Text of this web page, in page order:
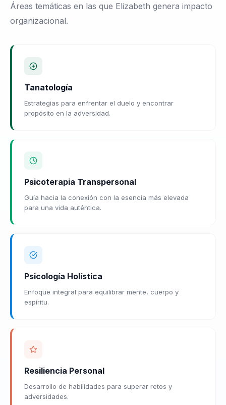
Áreas temáticas en las que Elizabeth genera impacto
organizacional.
Tanatología
Estrategias para enfrentar el duelo y encontrar
propósito en la adversidad.
Psicoterapia Transpersonal
Guía hacia la conexión con la esencia más elevada
para una vida auténtica.
Psicología Holística
Enfoque integral para equilibrar mente, cuerpo y
espíritu.
Resiliencia Personal
Desarrollo de habilidades para superar retos y
adversidades.